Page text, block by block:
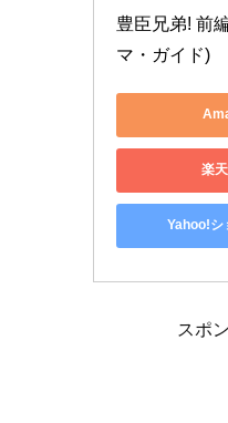
豊臣兄弟! 前
マ・ガイド)
楽
Yahoo!シ
スポ